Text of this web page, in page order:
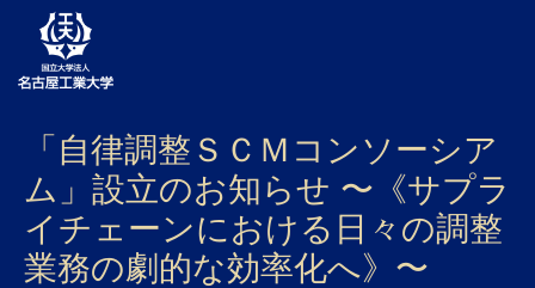
大学案内
学部・大学院・センター
入試
「自律調整ＳＣＭコンソーシア
ム」設立のお知らせ 〜《サプラ
イチェーンにおける日々の調整
業務の劇的な効率化へ》〜